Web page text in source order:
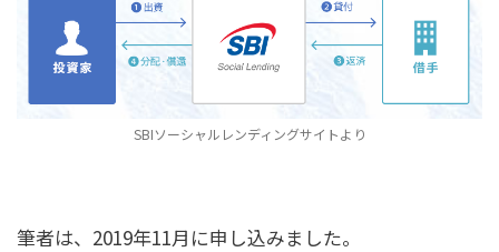
SBIソーシャルレンディングサイトより
筆者は、2019年11月に申し込みました。